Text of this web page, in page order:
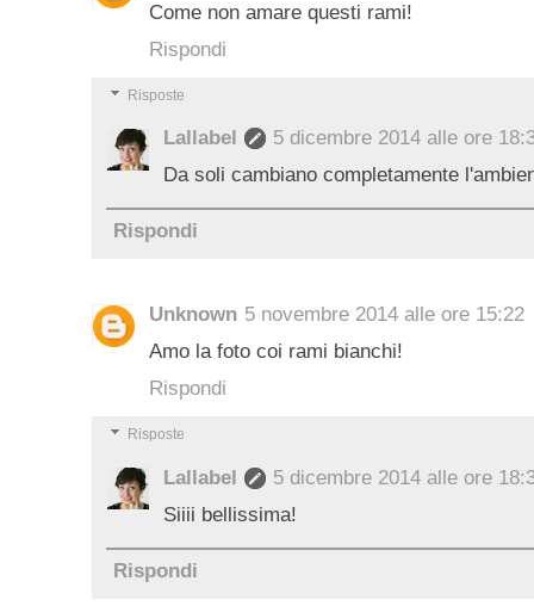
Come non amare questi rami!
Rispondi
Risposte
Lallabel
5 dicembre 2014 alle ore
Da soli cambiano completamente
Rispondi
Unknown 5 novembre 2014 alle ore 15:22
Amo la foto coi rami bianchi!
Rispondi
Risposte
Lallabel
5 dicembre 2014 alle ore
Siiii bellissima!
Rispondi